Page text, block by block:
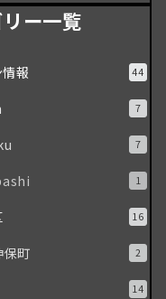
ー一覧
報 44
7
7
1
16
保町 2
14